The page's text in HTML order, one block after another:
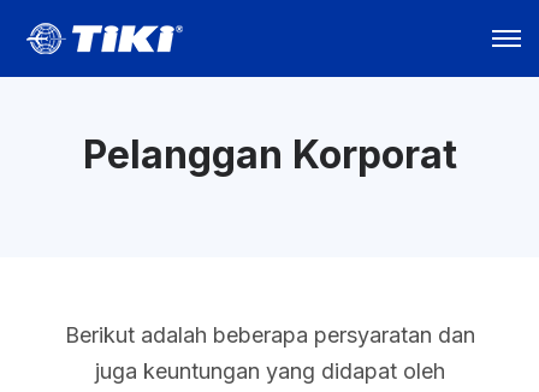
Pelanggan Korporat
Berikut adalah beberapa persyaratan dan
juga keuntungan yang didapat oleh